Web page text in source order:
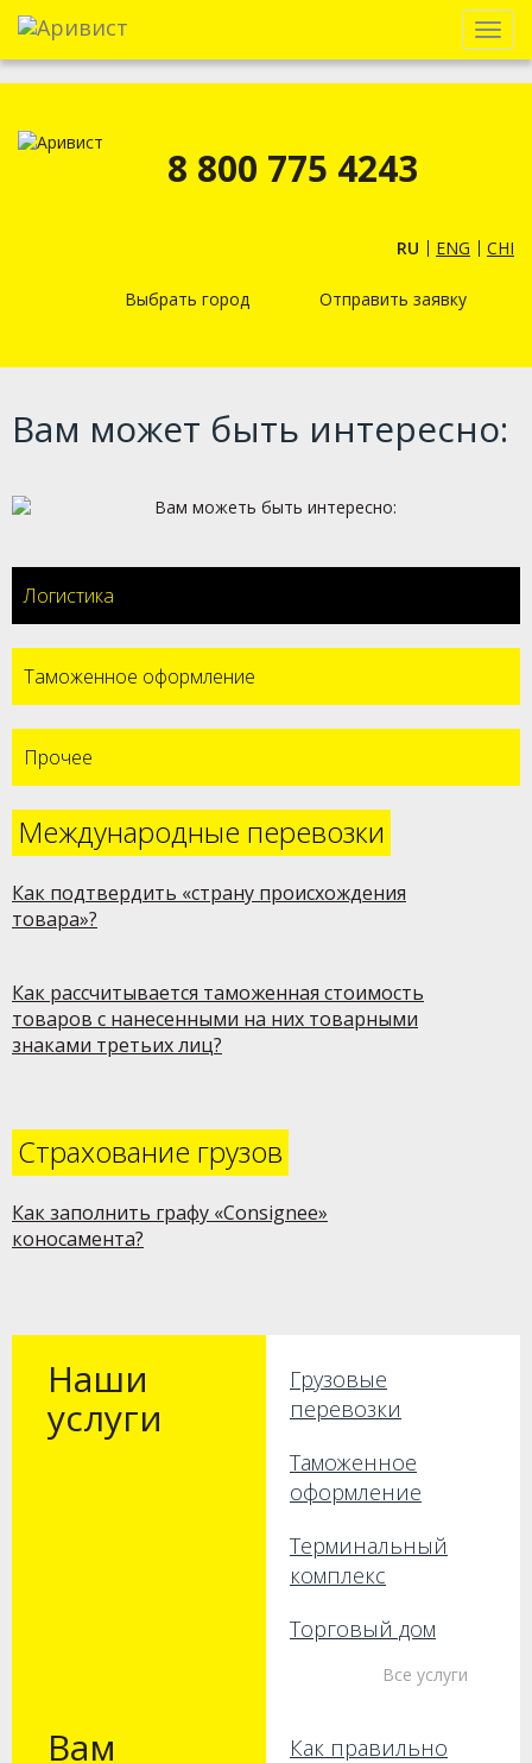
Menu
8 800 775 4243
RU ENG CHI
Выбрать город Отправить заявку
Вам может быть интересно:
Логистика
Таможенное оформление
Прочее
Международные перевозки
Как подтвердить «страну происхождения
товара»?
Как рассчитывается таможенная стоимость
товаров с нанесенными на них товарными
знаками третьих лиц?
Страхование грузов
Как заполнить графу «Consignee»
коносамента?
Наши
услуги
Грузовые
перевозки
Таможенное
оформление
Терминальный
комплекс
Торговый дом
Все услуги
Вам
Как правильно